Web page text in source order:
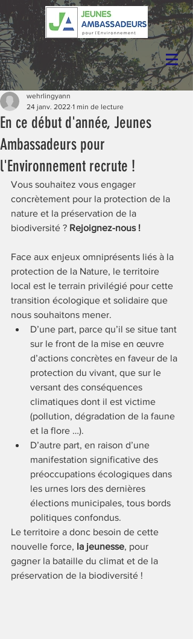
En ce début d'année, Jeunes
Ambassadeurs pour
l'Environnement recrute !
wehrlingyann
24 janv. 2022 1 min de lecture
Vous souhaitez vous engager
concrètement pour la protection de la
nature et la préservation de la
biodiversité ? Rejoignez-nous !
Face aux enjeux omniprésents liés à la
protection de la Nature, le territoire
local est le terrain privilégié pour cette
transition écologique et solidaire que
nous souhaitons mener.
D’une part, parce qu’il se situe tant
sur le front de la mise en œuvre
d’actions concrètes en faveur de la
protection du vivant, que sur le
versant des conséquences
climatiques dont il est victime
(pollution, dégradation de la faune
et la flore …).
D’autre part, en raison d’une
manifestation significative des
préoccupations écologiques dans
les urnes lors des dernières
élections municipales, tous bords
politiques confondus.
Le territoire a donc besoin de cette
nouvelle force, la jeunesse, pour
gagner la bataille du climat et de la
préservation de la biodiversité !